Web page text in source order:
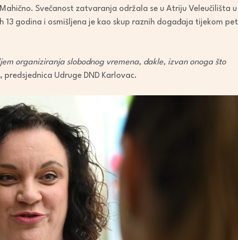
to
increase
volume.
Svečanost zatvaranja održala se u Atriju Veleučilišta u
godina i osmišljena je kao skup raznih događaja tijekom pet
organiziranja slobodnog vremena, dakle, izvan onoga što
predsjednica Udruge DND Karlovac.